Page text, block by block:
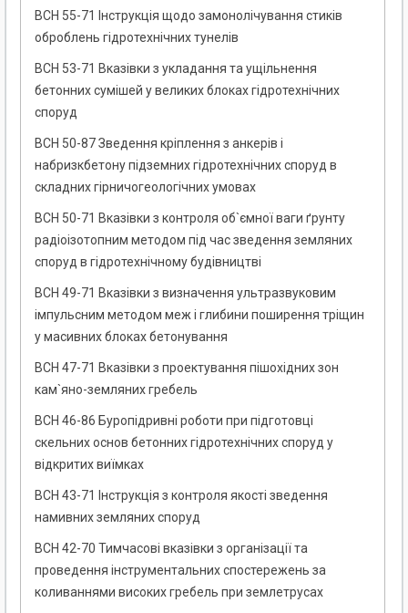
ВСН 55-71 Інструкція щодо замонолічування стиків
оброблень гідротехнічних тунелів
ВСН 53-71 Вказівки з укладання та ущільнення
бетонних сумішей у великих блоках гідротехнічних
споруд
ВСН 50-87 Зведення кріплення з анкерів і
набризкбетону підземних гідротехнічних споруд в
складних гірничогеологічних умовах
ВСН 50-71 Вказівки з контроля об`ємної ваги ґрунту
радіоізотопним методом під час зведення земляних
споруд в гідротехнічному будівництві
ВСН 49-71 Вказівки з визначення ультразвуковим
імпульсним методом меж і глибини поширення тріщин
у масивних блоках бетонування
ВСН 47-71 Вказівки з проектування пішохідних зон
кам`яно-земляних гребель
ВСН 46-86 Буропідривні роботи при підготовці
скельних основ бетонних гідротехнічних споруд у
відкритих виїмках
ВСН 43-71 Інструкція з контроля якості зведення
намивних земляних споруд
ВСН 42-70 Тимчасові вказівки з організації та
проведення інструментальних спостережень за
коливаннями високих гребель при землетрусах